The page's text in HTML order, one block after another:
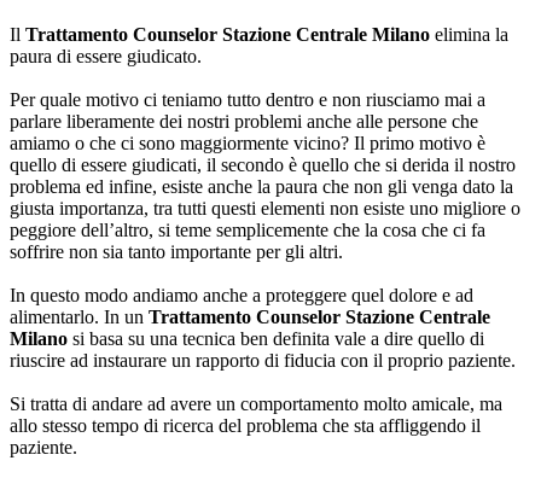
Il Trattamento Counselor Stazione Centrale Milano elimina la
paura di essere giudicato.
Per quale motivo ci teniamo tutto dentro e non riusciamo mai a
parlare liberamente dei nostri problemi anche alle persone che
amiamo o che ci sono maggiormente vicino? Il primo motivo è
quello di essere giudicati, il secondo è quello che si derida il nostro
problema ed infine, esiste anche la paura che non gli venga dato la
giusta importanza, tra tutti questi elementi non esiste uno migliore o
peggiore dell’altro, si teme semplicemente che la cosa che ci fa
soffrire non sia tanto importante per gli altri.
In questo modo andiamo anche a proteggere quel dolore e ad
alimentarlo. In un Trattamento Counselor Stazione Centrale
Milano si basa su una tecnica ben definita vale a dire quello di
riuscire ad instaurare un rapporto di fiducia con il proprio paziente.
Si tratta di andare ad avere un comportamento molto amicale, ma
allo stesso tempo di ricerca del problema che sta affliggendo il
paziente.